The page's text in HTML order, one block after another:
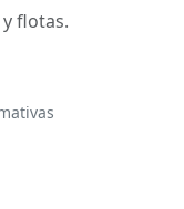
flotas.